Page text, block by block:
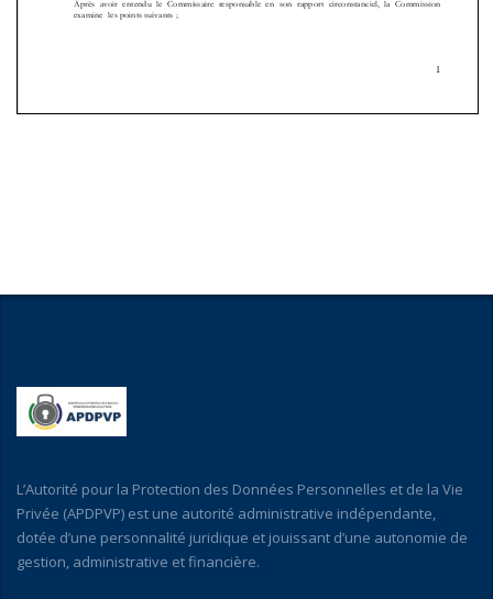
L’Autorité pour la Protection des Données Personnelles et de la Vie
Privée (APDPVP) est une autorité administrative indépendante,
dotée d’une personnalité juridique et jouissant d’une autonomie de
gestion, administrative et financière.